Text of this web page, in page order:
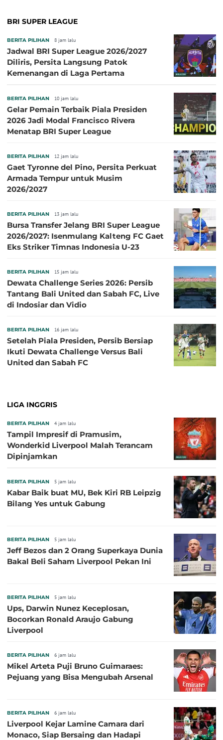
BRI SUPER LEAGUE
BERITA PILIHAN 8 jam lalu
Jadwal BRI Super League 2026/2027
Diliris, Persita Langsung Patok
Kemenangan di Laga Pertama
BERITA PILIHAN 10 jam lalu
Gelar Pemain Terbaik Piala Presiden
2026 Jadi Modal Francisco Rivera
Menatap BRI Super League
BERITA PILIHAN 12 jam lalu
Gaet Tyronne del Pino, Persita Perkuat
Armada Tempur untuk Musim
2026/2027
BERITA PILIHAN 13 jam lalu
Bursa Transfer Jelang BRI Super League
2026/2027: Isenmulang Kalteng FC Gaet
Eks Striker Timnas Indonesia U-23
BERITA PILIHAN 15 jam lalu
Dewata Challenge Series 2026: Persib
Tantang Bali United dan Sabah FC, Live
di Indosiar dan Vidio
BERITA PILIHAN 16 jam lalu
Setelah Piala Presiden, Persib Bersiap
Ikuti Dewata Challenge Versus Bali
United dan Sabah FC
LIGA INGGRIS
BERITA PILIHAN 4 jam lalu
Tampil Impresif di Pramusim,
Wonderkid Liverpool Malah Terancam
Dipinjamkan
BERITA PILIHAN 5 jam lalu
Kabar Baik buat MU, Bek Kiri RB Leipzig
Bilang Yes untuk Gabung
BERITA PILIHAN 5 jam lalu
Jeff Bezos dan 2 Orang Superkaya Dunia
Bakal Beli Saham Liverpool Pekan Ini
BERITA PILIHAN 5 jam lalu
Ups, Darwin Nunez Keceplosan,
Bocorkan Ronald Araujo Gabung
Liverpool
BERITA PILIHAN 6 jam lalu
Mikel Arteta Puji Bruno Guimaraes:
Pejuang yang Bisa Mengubah Arsenal
BERITA PILIHAN 6 jam lalu
Liverpool Kejar Lamine Camara dari
Monaco, Siap Bersaing dan Hadapi